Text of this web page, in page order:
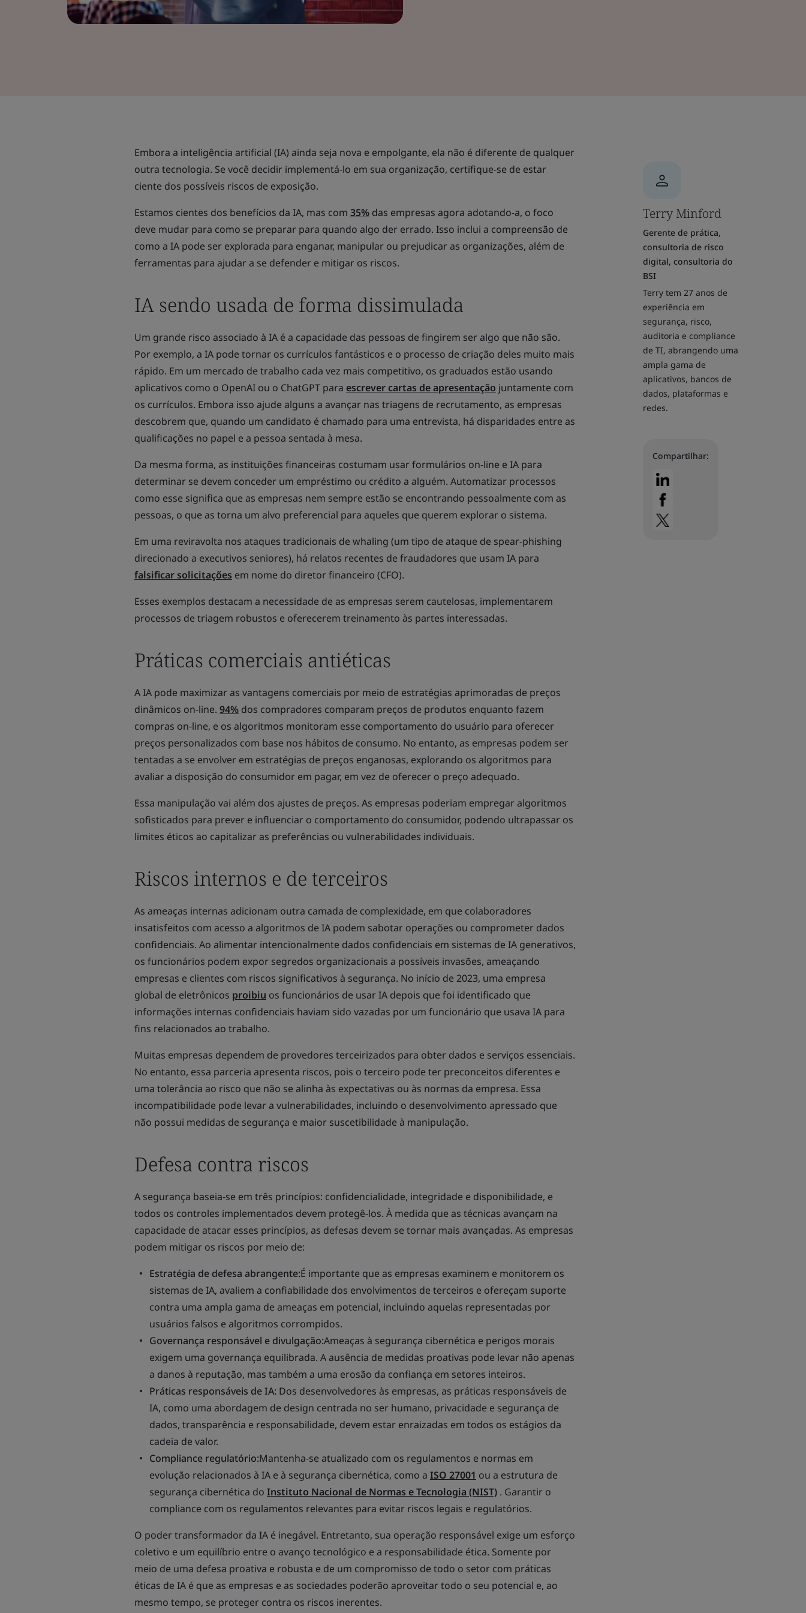
Embora a inteligência artificial (IA) ainda seja nova e empolgante, ela não é diferente de qualquer
outra tecnologia. Se você decidir implementá-lo em sua organização, certifique-se de estar
ciente dos possíveis riscos de exposição.
Estamos cientes dos benefícios da IA, mas com 35% das empresas agora adotando-a, o foco
deve mudar para como se preparar para quando algo der errado. Isso inclui a compreensão de
como a IA pode ser explorada para enganar, manipular ou prejudicar as organizações, além de
ferramentas para ajudar a se defender e mitigar os riscos.
IA sendo usada de forma dissimulada
Um grande risco associado à IA é a capacidade das pessoas de fingirem ser algo que não são.
Por exemplo, a IA pode tornar os currículos fantásticos e o processo de criação deles muito mais
rápido. Em um mercado de trabalho cada vez mais competitivo, os graduados estão usando
aplicativos como o OpenAI ou o ChatGPT para escrever cartas de apresentação juntamente com
os currículos. Embora isso ajude alguns a avançar nas triagens de recrutamento, as empresas
descobrem que, quando um candidato é chamado para uma entrevista, há disparidades entre as
qualificações no papel e a pessoa sentada à mesa.
Da mesma forma, as instituições financeiras costumam usar formulários on-line e IA para
determinar se devem conceder um empréstimo ou crédito a alguém. Automatizar processos
como esse significa que as empresas nem sempre estão se encontrando pessoalmente com as
pessoas, o que as torna um alvo preferencial para aqueles que querem explorar o sistema.
Em uma reviravolta nos ataques tradicionais de whaling (um tipo de ataque de spear-phishing
direcionado a executivos seniores), há relatos recentes de fraudadores que usam IA para
falsificar solicitações em nome do diretor financeiro (CFO).
Esses exemplos destacam a necessidade de as empresas serem cautelosas, implementarem
processos de triagem robustos e oferecerem treinamento às partes interessadas.
Práticas comerciais antiéticas
A IA pode maximizar as vantagens comerciais por meio de estratégias aprimoradas de preços
dinâmicos on-line. 94% dos compradores comparam preços de produtos enquanto fazem
compras on-line, e os algoritmos monitoram esse comportamento do usuário para oferecer
preços personalizados com base nos hábitos de consumo. No entanto, as empresas podem ser
tentadas a se envolver em estratégias de preços enganosas, explorando os algoritmos para
avaliar a disposição do consumidor em pagar, em vez de oferecer o preço adequado.
Essa manipulação vai além dos ajustes de preços. As empresas poderiam empregar algoritmos
sofisticados para prever e influenciar o comportamento do consumidor, podendo ultrapassar os
limites éticos ao capitalizar as preferências ou vulnerabilidades individuais.
Riscos internos e de terceiros
As ameaças internas adicionam outra camada de complexidade, em que colaboradores
insatisfeitos com acesso a algoritmos de IA podem sabotar operações ou comprometer dados
confidenciais. Ao alimentar intencionalmente dados confidenciais em sistemas de IA generativos,
os funcionários podem expor segredos organizacionais a possíveis invasões, ameaçando
empresas e clientes com riscos significativos à segurança. No início de 2023, uma empresa
global de eletrônicos proibiu os funcionários de usar IA depois que foi identificado que
informações internas confidenciais haviam sido vazadas por um funcionário que usava IA para
fins relacionados ao trabalho.
Muitas empresas dependem de provedores terceirizados para obter dados e serviços essenciais.
No entanto, essa parceria apresenta riscos, pois o terceiro pode ter preconceitos diferentes e
uma tolerância ao risco que não se alinha às expectativas ou às normas da empresa. Essa
incompatibilidade pode levar a vulnerabilidades, incluindo o desenvolvimento apressado que
não possui medidas de segurança e maior suscetibilidade à manipulação.
Defesa contra riscos
A segurança baseia-se em três princípios: confidencialidade, integridade e disponibilidade, e
todos os controles implementados devem protegê-los. À medida que as técnicas avançam na
capacidade de atacar esses princípios, as defesas devem se tornar mais avançadas. As empresas
podem mitigar os riscos por meio de:
Estratégia de defesa abrangente:É importante que as empresas examinem e monitorem os
sistemas de IA, avaliem a confiabilidade dos envolvimentos de terceiros e ofereçam suporte
contra uma ampla gama de ameaças em potencial, incluindo aquelas representadas por
usuários falsos e algoritmos corrompidos.
Governança responsável e divulgação:Ameaças à segurança cibernética e perigos morais
exigem uma governança equilibrada. A ausência de medidas proativas pode levar não apenas
a danos à reputação, mas também a uma erosão da confiança em setores inteiros.
Práticas responsáveis de IA: Dos desenvolvedores às empresas, as práticas responsáveis de
IA, como uma abordagem de design centrada no ser humano, privacidade e segurança de
dados, transparência e responsabilidade, devem estar enraizadas em todos os estágios da
cadeia de valor.
Compliance regulatório:Mantenha-se atualizado com os regulamentos e normas em
evolução relacionados à IA e à segurança cibernética, como a ISO 27001 ou a estrutura de
segurança cibernética do Instituto Nacional de Normas e Tecnologia (NIST) . Garantir o
compliance com os regulamentos relevantes para evitar riscos legais e regulatórios.
O poder transformador da IA é inegável. Entretanto, sua operação responsável exige um esforço
coletivo e um equilíbrio entre o avanço tecnológico e a responsabilidade ética. Somente por
meio de uma defesa proativa e robusta e de um compromisso de todo o setor com práticas
éticas de IA é que as empresas e as sociedades poderão aproveitar todo o seu potencial e, ao
mesmo tempo, se proteger contra os riscos inerentes.
Terry Minford
Gerente de prática,
consultoria de risco
digital, consultoria do
BSI
Terry tem 27 anos de
experiência em
segurança, risco,
auditoria e compliance
de TI, abrangendo uma
ampla gama de
aplicativos, bancos de
dados, plataformas e
redes.
Compartilhar: